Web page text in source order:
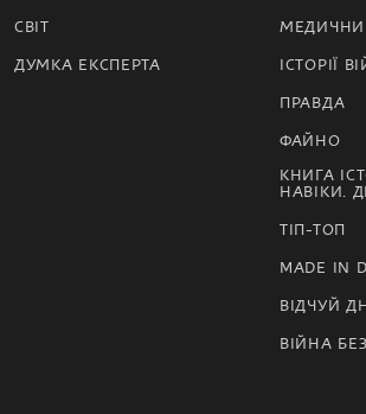
СВІТ
ДУМКА ЕКСПЕРТА ІСТОРІЇ
ПРАВДА
ФАЙНО
КНИГА
НАВІКИ.
ТІП-ТОП
MADE IN
ВІДЧУЙ
ВІЙНА